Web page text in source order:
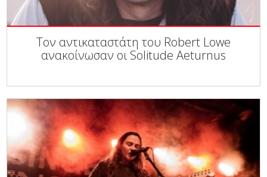
Τον αντικαταστάτη του Robert Lowe
ανακοίνωσαν οι Solitude Aeturnus